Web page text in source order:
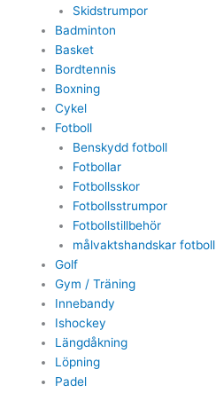
Skidstrumpor
Badminton
Basket
Bordtennis
Boxning
Cykel
Fotboll
Benskydd fotboll
Fotbollar
Fotbollsskor
Fotbollsstrumpor
Fotbollstillbehör
målvaktshandskar fotboll
Golf
Gym / Träning
Innebandy
Ishockey
Längdåkning
Löpning
Padel